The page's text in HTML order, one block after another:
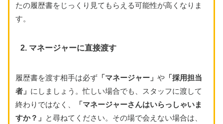
たの履歴書をじっくり見てもらえる可能性が高くなりま
す。
2. マネージャーに直接渡す
履歴書を渡す相手は必ず 「マネージャー」 や 「採用担当
者」 にしましょう。忙しい場合でも、スタッフに渡して
終わりではなく、
「マネージャーさんはいらっしゃいま
すか？」 と尋ねてください。その場で会えない場合は、